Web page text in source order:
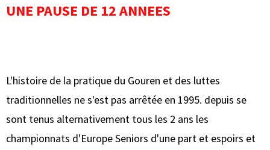
UNE PAUSE DE 12 ANNEES
L'histoire de la pratique du Gouren et des luttes
traditionnelles ne s'est pas arrêtée en 1995. depuis se
sont tenus alternativement tous les 2 ans les
championnats d'Europe Seniors d'une part et espoirs et